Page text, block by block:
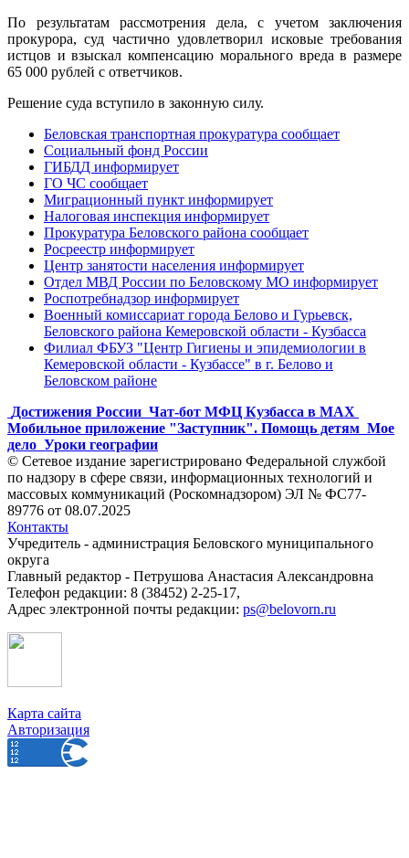
По результатам рассмотрения дела, с учетом заключения
прокурора, суд частично удовлетворил исковые требования
истцов и взыскал компенсацию морального вреда в размере
65 000 рублей с ответчиков.
Решение суда вступило в законную силу.
Беловская транспортная прокуратура сообщает
Социальный фонд России
ГИБДД информирует
ГО ЧС сообщает
Миграционный пункт информирует
Налоговая инспекция информирует
Прокуратура Беловского района сообщает
Росреестр информирует
Центр занятости населения информирует
Отдел МВД России по Беловскому МО информирует
Роспотребнадзор информирует
Военный комиссариат города Белово и Гурьевск,
Беловского района Кемеровской области - Кузбасса
Филиал ФБУЗ "Центр Гигиены и эпидемиологии в
Кемеровской области - Кузбассе" в г. Белово и
Беловском районе
Достижения России Чат-бот МФЦ Кузбасса в MAX
Мобильное приложение "Заступник". Помощь детям Мое
дело Уроки географии
© Сетевое издание зарегистрировано Федеральной службой
по надзору в сфере связи, информационных технологий и
массовых коммуникаций (Роскомнадзором) ЭЛ № ФС77-
89776 от 08.07.2025
Контакты
Учредитель - администрация Беловского муниципального
округа
Главный редактор - Петрушова Анастасия Александровна
Телефон редакции: 8 (38452) 2-25-17,
Адрес электронной почты редакции: ps@belovorn.ru
Карта сайта
Авторизация